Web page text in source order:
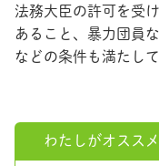
法務大臣の許可を受
あること、暴力団員
などの条件も満たし
わたしがオススメ